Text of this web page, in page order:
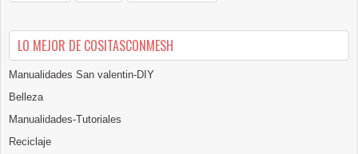
LO MEJOR DE COSITASCONMESH
Manualidades San valentin-DIY
Belleza
Manualidades-Tutoriales
Reciclaje